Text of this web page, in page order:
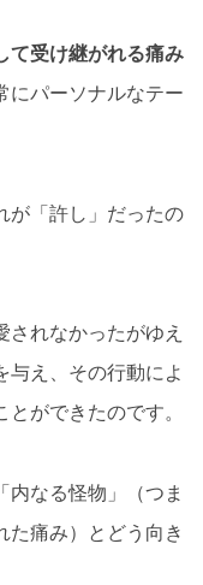
て受け継がれる痛み
にパーソナルなテー
が「許し」だったの
れなかったがゆえ
与え、その行動によ
ができたのです。
内なる怪物」（つま
た痛み）とどう向き